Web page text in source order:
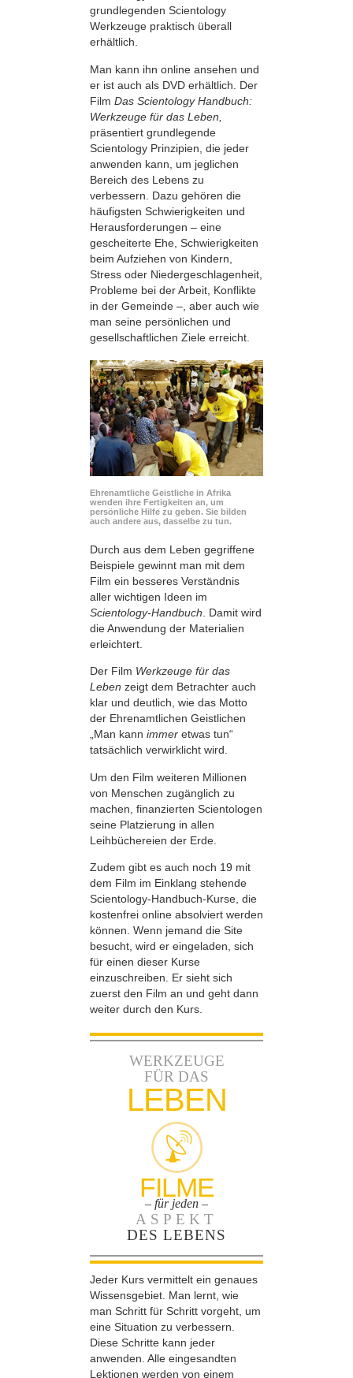
grundlegenden Scientology
Werkzeuge praktisch überall
erhältlich.
Man kann ihn online ansehen und
er ist auch als DVD erhältlich. Der
Film Das Scientology Handbuch:
Werkzeuge für das Leben,
präsentiert grundlegende
Scientology Prinzipien, die jeder
anwenden kann, um jeglichen
Bereich des Lebens zu
verbessern. Dazu gehören die
häufigsten Schwierigkeiten und
Herausforderungen – eine
gescheiterte Ehe, Schwierigkeiten
beim Aufziehen von Kindern,
Stress oder Niedergeschlagenheit,
Probleme bei der Arbeit, Konflikte
in der Gemeinde –, aber auch wie
man seine persönlichen und
gesellschaftlichen Ziele erreicht.
Ehrenamtliche Geistliche in Afrika
wenden ihre Fertigkeiten an, um
persönliche Hilfe zu geben. Sie bilden
auch andere aus, dasselbe zu tun.
Durch aus dem Leben gegriffene
Beispiele gewinnt man mit dem
Film ein besseres Verständnis
aller wichtigen Ideen im
Scientology-Handbuch . Damit wird
die Anwendung der Materialien
erleichtert.
Der Film Werkzeuge für das
Leben zeigt dem Betrachter auch
klar und deutlich, wie das Motto
der Ehrenamtlichen Geistlichen
„Man kann immer etwas tun“
tatsächlich verwirklicht wird.
Um den Film weiteren Millionen
von Menschen zugänglich zu
machen, finanzierten Scientologen
seine Platzierung in allen
Leihbüchereien der Erde.
Zudem gibt es auch noch 19 mit
dem Film im Einklang stehende
Scientology-Handbuch-Kurse, die
kostenfrei online absolviert werden
können. Wenn jemand die Site
besucht, wird er eingeladen, sich
für einen dieser Kurse
einzuschreiben. Er sieht sich
zuerst den Film an und geht dann
weiter durch den Kurs.
WERKZEUGE
FÜR DAS
LEBEN
FILME
– für jeden –
ASPEKT
DES LEBENS
Jeder Kurs vermittelt ein genaues
Wissensgebiet. Man lernt, wie
man Schritt für Schritt vorgeht, um
eine Situation zu verbessern.
Diese Schritte kann jeder
anwenden. Alle eingesandten
Lektionen werden von einem